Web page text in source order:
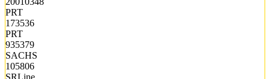
PRT
173536
PRT
935379
SACHS
105806
SRLine